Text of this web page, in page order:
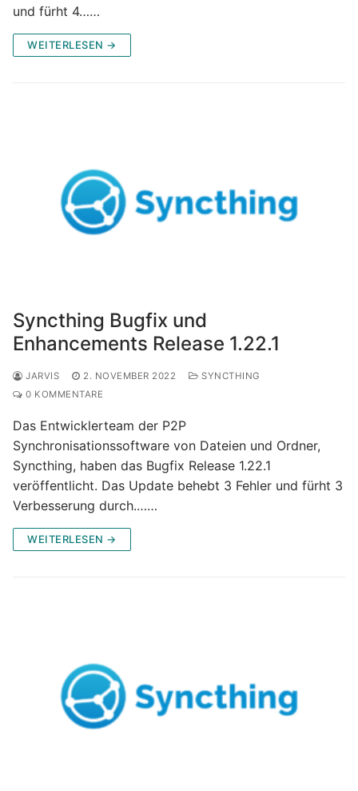
und fürht 4……
WEITERLESEN →
Syncthing Bugfix und
Enhancements Release 1.22.1
JARVIS 2. NOVEMBER 2022
SYNCTHING
0 KOMMENTARE
Das Entwicklerteam der P2P
Synchronisationssoftware von Dateien und Ordner,
Syncthing, haben das Bugfix Release 1.22.1
veröffentlicht. Das Update behebt 3 Fehler und fürht 3
Verbesserung durch.……
WEITERLESEN →